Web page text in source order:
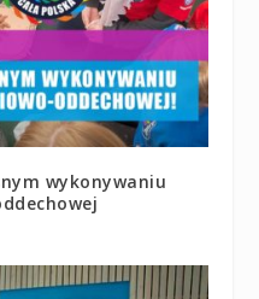
wykonywaniu